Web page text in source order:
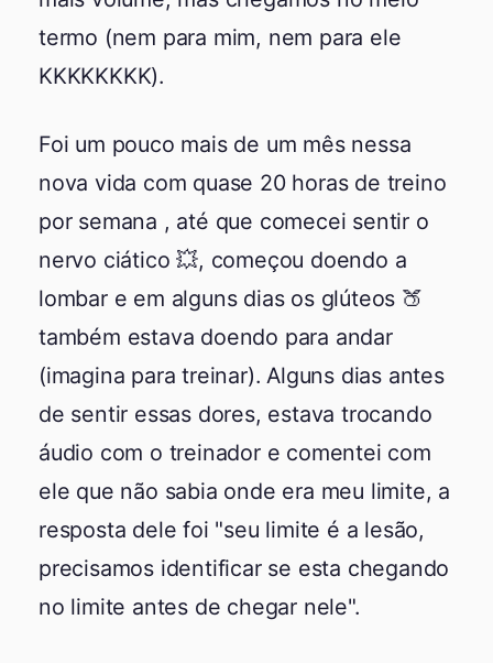
termo (nem para mim, nem para ele
KKKKKKKK).
Foi um pouco mais de um mês nessa
nova vida com quase 20 horas de treino
por semana , até que comecei sentir o
nervo ciático 💥, começou doendo a
lombar e em alguns dias os glúteos 🍑
também estava doendo para andar
(imagina para treinar). Alguns dias antes
de sentir essas dores, estava trocando
áudio com o treinador e comentei com
ele que não sabia onde era meu limite, a
resposta dele foi "seu limite é a lesão,
precisamos identificar se esta chegando
no limite antes de chegar nele".